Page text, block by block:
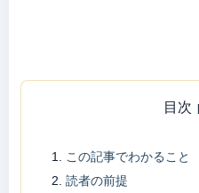
目次
この記事でわかること
読者の前提